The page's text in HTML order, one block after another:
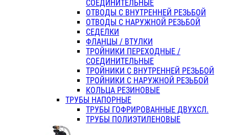
СОЕДИНИТЕЛЬНЫЕ
ОТВОДЫ С ВНУТРЕННЕЙ РЕЗЬБОЙ
ОТВОДЫ С НАРУЖНОЙ РЕЗЬБОЙ
СЕДЕЛКИ
ФЛАНЦЫ / ВТУЛКИ
ТРОЙНИКИ ПЕРЕХОДНЫЕ /
СОЕДИНИТЕЛЬНЫЕ
ТРОЙНИКИ С ВНУТРЕННЕЙ РЕЗЬБОЙ
ТРОЙНИКИ С НАРУЖНОЙ РЕЗЬБОЙ
КОЛЬЦА РЕЗИНОВЫЕ
ТРУБЫ НАПОРНЫЕ
ТРУБЫ ГОФРИРОВАННЫЕ ДВУХСЛ.
ТРУБЫ ПОЛИЭТИЛЕНОВЫЕ